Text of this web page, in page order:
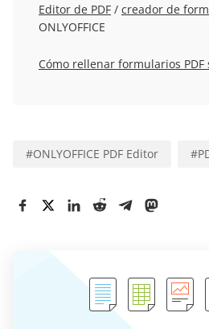
Editor de PDF / creador de
ONLYOFFICE
Cómo rellenar formularios
#ONLYOFFICE PDF Editor #